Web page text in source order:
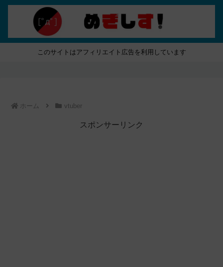
このサイトはアフィリエイト広告を利用しています
ホーム vtuber
スポンサーリンク